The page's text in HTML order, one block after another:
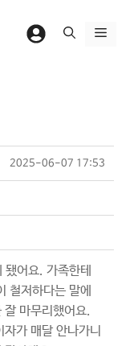
메
2025-06-07 17:53
어요. 가족한테
철저하다는 말에
마무리했어요.
가 매달 안나가니